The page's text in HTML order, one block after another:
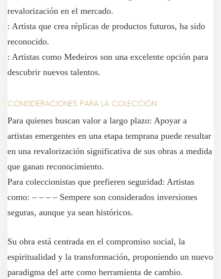
revalorización en el mercado.
: Artista que crea réplicas de productos futuros, ha sido
reconocido.
: Artistas como Medeiros son una excelente opción para
descubrir nuevos talentos.
CONSIDERACIONES PARA LA COLECCIÓN
Para quienes buscan valor a largo plazo: Apoyar a
artistas emergentes en una etapa temprana puede resultar
en una revalorización significativa de sus obras a medida
que ganan reconocimiento.
Para coleccionistas que prefieren seguridad: Artistas
como: – – – – Sempere son considerados inversiones
seguras, aunque ya sean históricos.
Su obra está centrada en el compromiso social, la
espiritualidad y la transformación, proponiendo un nuevo
paradigma del arte como herramienta de cambio.